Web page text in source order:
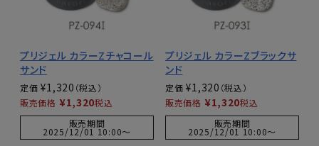
プリジェル カラーZチャコール
サンド
定価 ¥1,320
販売価格 ¥1,320税込
販売期間
2025/12/01 10:00〜
プリジェル カラーZブラックサ
ンド
定価 ¥1,320
販売価格 ¥1,320税込
販売期間
2025/12/01 10:00〜